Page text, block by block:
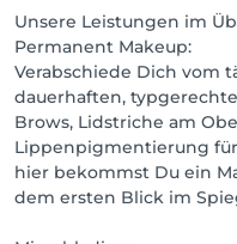
Unsere Leistungen im
Permanent Makeup:
Verabschiede Dich vom
dauerhaften,
Brows, Lidstriche am
Lippenpigmentierung
hier bekommst Du ein
dem ersten Blick im